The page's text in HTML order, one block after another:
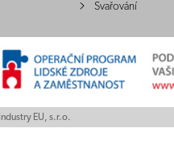
Svařování
EU, s.r.o.